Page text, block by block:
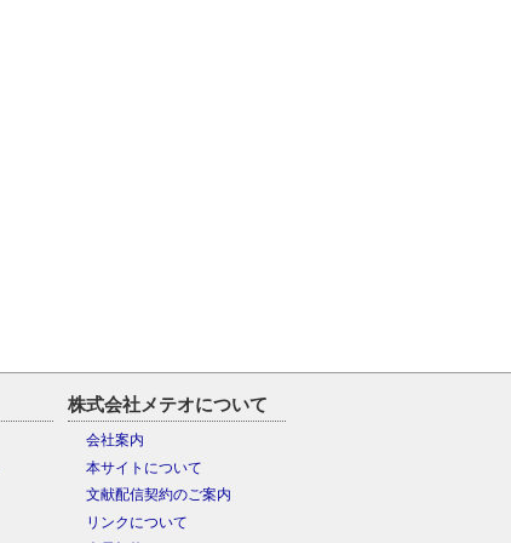
株式会社メテオについて
会社案内
本サイトについて
文献配信契約のご案内
リンクについて